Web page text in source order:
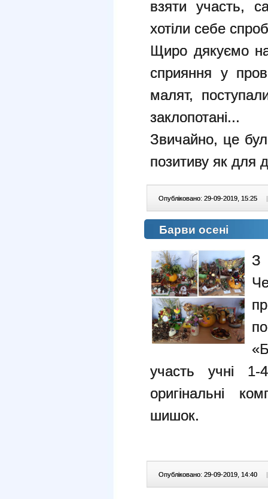
взяти участь,
хотіли себе
Щиро дякуємо
сприяння у
малят,
заклопотані...
Звичайно, це
позитиву як для
Опубліковано: 29-09-2019, 15:25 |
Барви осені
З
участь учні 1-
оригінальні
шишок.
Опубліковано: 29-09-2019, 14:40 |